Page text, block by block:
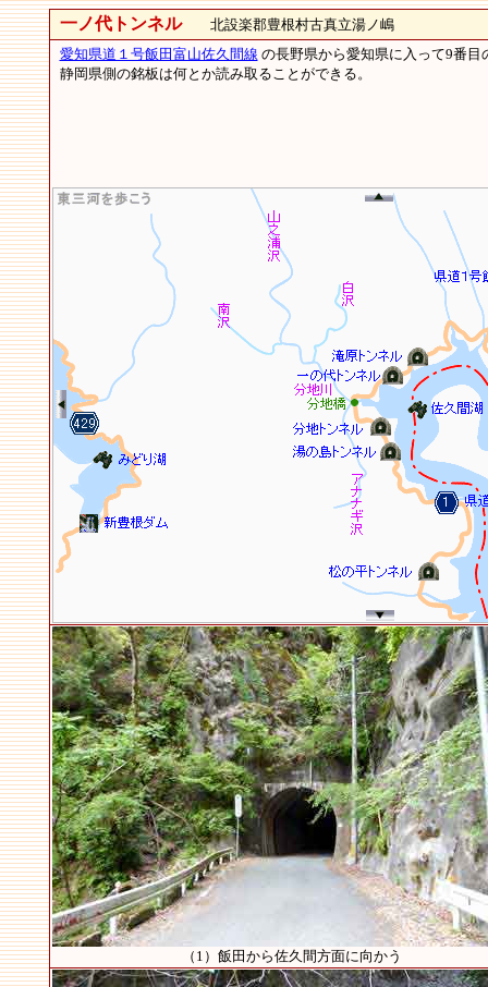
一ノ代トンネル北設楽郡豊根村古真立湯ノ嶋
愛知県道１号飯田富山佐久間線 の長野県から愛知県に入って9番目
静岡県側の銘板は何とか読み取ることができる。
（1）飯田から佐久間方面に向かう